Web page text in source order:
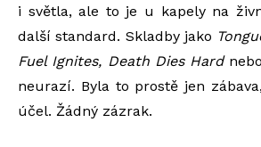
i světla, ale to je u kapely na
další standard. Skladby jako
Fuel Ignites, Death Dies Hardnebo
neurazí. Byla to prostě jen
účel. Žádný zázrak.